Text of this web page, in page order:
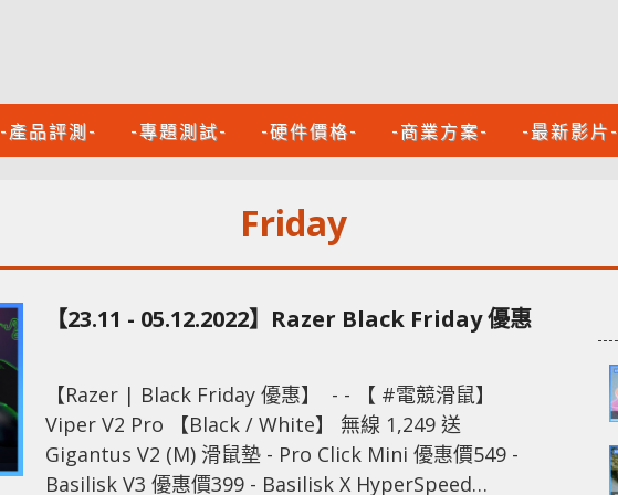
-產品評測- -專題測試- -硬件價格- -商業方案- -最新影片-
Friday
【23.11 - 05.12.2022】Razer Black Friday 優惠
【Razer | Black Friday 優惠】 - - 【 #電競滑鼠】
Viper V2 Pro 【Black / White】 無線 1,249 送
Gigantus V2 (M) 滑鼠墊 - Pro Click Mini 優惠價549 -
Basilisk V3 優惠價399 - Basilisk X HyperSpeed